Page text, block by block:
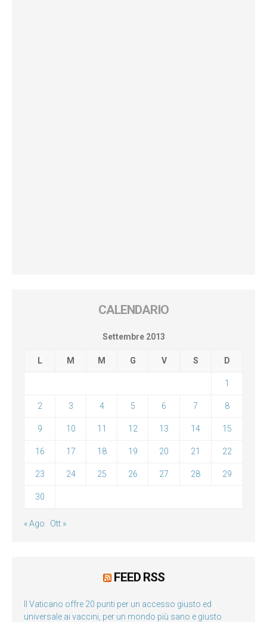
CALENDARIO
Settembre 2013
L M M G V S D
1
2 3 4 5 6 7 8
9 10 11 12 13 14 15
16 17 18 19 20 21 22
23 24 25 26 27 28 29
30
« Ago Ott »
FEED RSS
Il Vaticano offre 20 punti per un accesso giusto ed
universale ai vaccini, per un mondo più sano e giusto